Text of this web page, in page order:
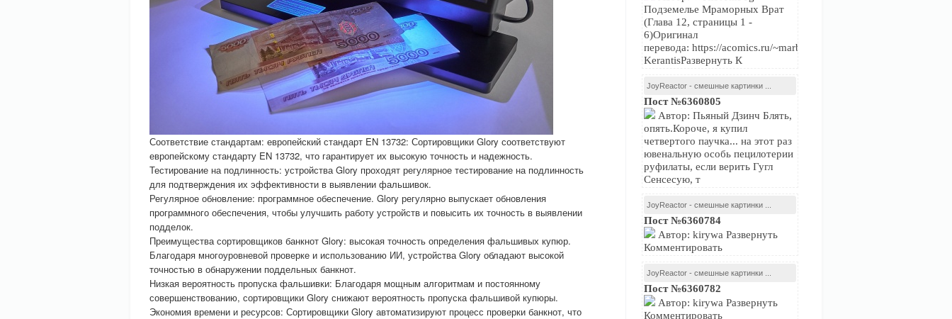
Подземелье Мраморных Врат
(Глава 12, страницы 1 -
6)Оригинал
перевода: https://acomics.ru/~marblegateПереводчик:
KerantisРазвернуть К
JoyReactor - смешные картинки ...
Пост №6360805
Автор: Пьяный Дзинч Блять,
опять.Короче, я купил
четвертого паучка... на этот раз
ювенальную особь пецилотерии
руфилаты, если верить Гугл
Сенсесую, т
JoyReactor - смешные картинки ...
Пост №6360784
Автор: kirywa Развернуть
Комментировать
JoyReactor - смешные картинки ...
Пост №6360782
Автор: kirywa Развернуть
Комментировать
Соответствие стандартам: европейский стандарт EN 13732: Сортировщики Glory соответствуют
европейскому стандарту EN 13732, что гарантирует их высокую точность и надежность.
Тестирование на подлинность: устройства Glory проходят регулярное тестирование на подлинность
для подтверждения их эффективности в выявлении фальшивок.
Регулярное обновление: программное обеспечение. Glory регулярно выпускает обновления
программного обеспечения, чтобы улучшить работу устройств и повысить их точность в выявлении
подделок.
Преимущества сортировщиков банкнот Glory: высокая точность определения фальшивых купюр.
Благодаря многоуровневой проверке и использованию ИИ, устройства Glory обладают высокой
точностью в обнаружении поддельных банкнот.
Низкая вероятность пропуска фальшивки: Благодаря мощным алгоритмам и постоянному
совершенствованию, сортировщики Glory снижают вероятность пропуска фальшивой купюры.
Экономия времени и ресурсов: Сортировщики Glory автоматизируют процесс проверки банкнот, что